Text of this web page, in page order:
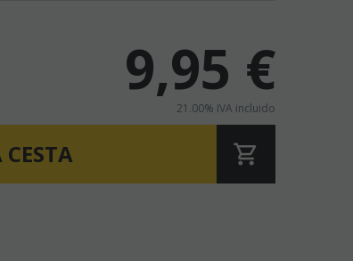
9,95 €
21.00% IVA incluido